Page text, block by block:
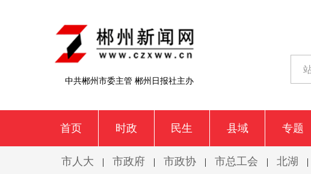
中共郴州市委主管 郴州日报社主办
首页 时政 民生 县域 专题
市人大 | 市政府 | 市政协 | 市总工会 | 北湖 |